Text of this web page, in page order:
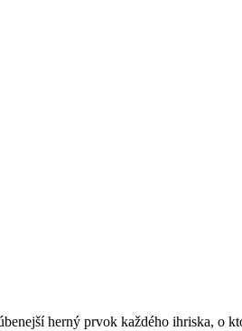
herný prvok každého ihriska, o